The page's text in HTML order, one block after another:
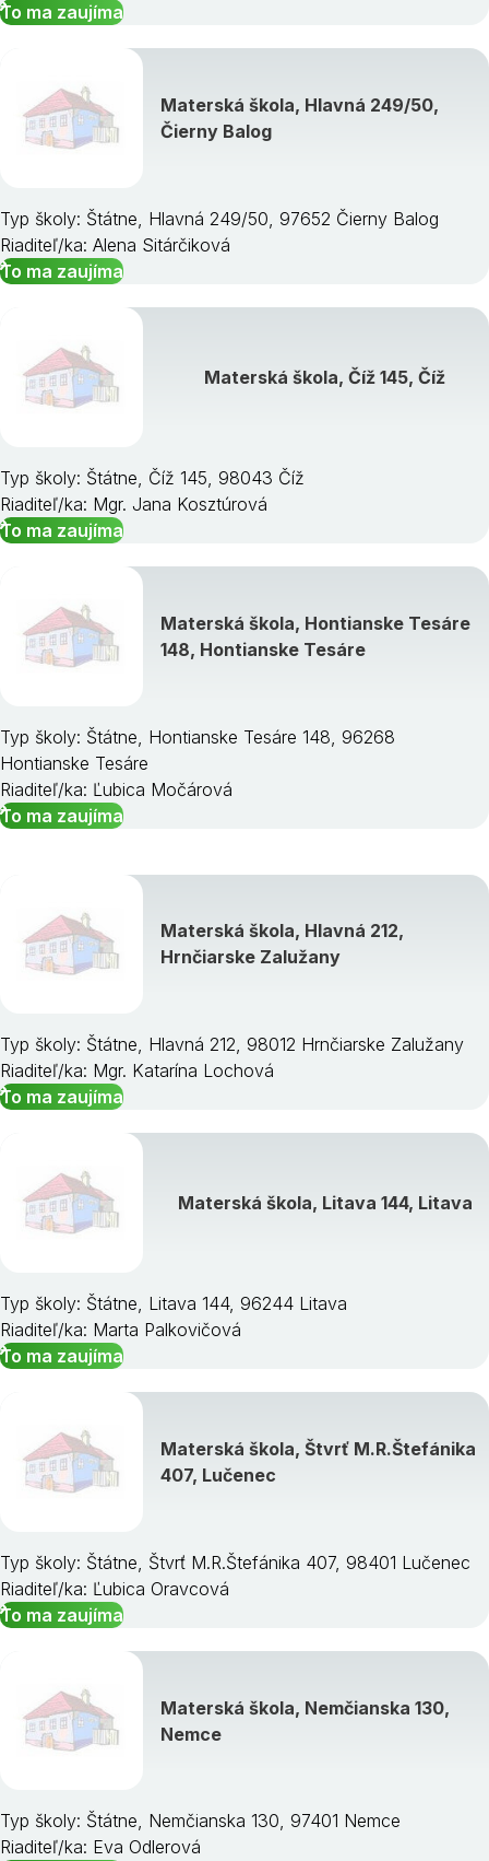
To ma zaujíma
Materská škola, Hlavná 249/50,
Čierny Balog
Typ školy: Štátne, Hlavná 249/50, 97652 Čierny Balog
Riaditeľ/ka: Alena Sitárčiková
To ma zaujíma
Materská škola, Číž 145, Číž
Typ školy: Štátne, Číž 145, 98043 Číž
Riaditeľ/ka: Mgr. Jana Kosztúrová
To ma zaujíma
Materská škola, Hontianske Tesáre
148, Hontianske Tesáre
Typ školy: Štátne, Hontianske Tesáre 148, 96268
Hontianske Tesáre
Riaditeľ/ka: Ľubica Močárová
To ma zaujíma
Materská škola, Hlavná 212,
Hrnčiarske Zalužany
Typ školy: Štátne, Hlavná 212, 98012 Hrnčiarske Zalužany
Riaditeľ/ka: Mgr. Katarína Lochová
To ma zaujíma
Materská škola, Litava 144, Litava
Typ školy: Štátne, Litava 144, 96244 Litava
Riaditeľ/ka: Marta Palkovičová
To ma zaujíma
Materská škola, Štvrť M.R.Štefánika
407, Lučenec
Typ školy: Štátne, Štvrť M.R.Štefánika 407, 98401 Lučenec
Riaditeľ/ka: Ľubica Oravcová
To ma zaujíma
Materská škola, Nemčianska 130,
Nemce
Typ školy: Štátne, Nemčianska 130, 97401 Nemce
Riaditeľ/ka: Eva Odlerová